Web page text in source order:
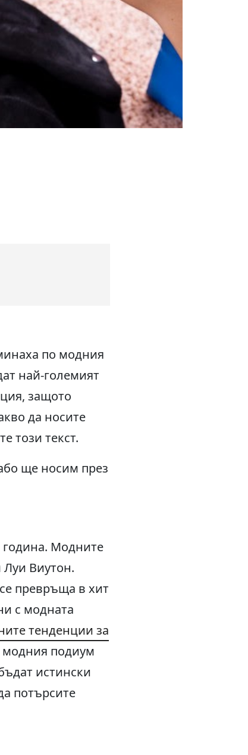
Тенденции
по модния
най-големият
защото
да носите
този текст.
ще носим през
година. Модните
Луи Виутон.
превръща в хит
с модната
тенденции за
подиум
истински
потърсите